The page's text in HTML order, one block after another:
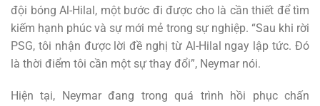
đội bóng Al-Hilal, một bước đi được cho là cần thiết để tìm
kiếm hạnh phúc và sự mới mẻ trong sự nghiệp. “Sau khi rời
PSG, tôi nhận được lời đề nghị từ Al-Hilal ngay lập tức. Đó
là thời điểm tôi cần một sự thay đổi”, Neymar nói.
Hiện tại, Neymar đang trong quá trình hồi phục chấn